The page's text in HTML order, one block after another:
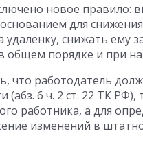
новое правило:
для
удаленку, снижать ему
общем порядке и при
что работодатель
(абз. 6 ч. 2 ст. 22 ТК
работника, а для
изменений в